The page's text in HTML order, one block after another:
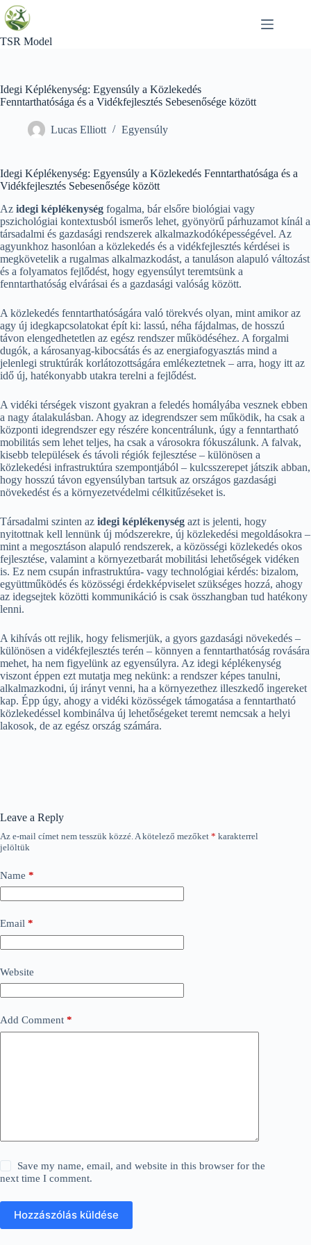
Skip
to
content
TSR Model
Idegi Képlékenység: Egyensúly a Közlekedés
Fenntarthatósága és a Vidékfejlesztés Sebesenősége között
Lucas Elliott Egyensúly
Idegi Képlékenység: Egyensúly a Közlekedés Fenntarthatósága és a
Vidékfejlesztés Sebesenősége között
Az idegi képlékenység fogalma, bár elsőre biológiai vagy
pszichológiai kontextusból ismerős lehet, gyönyörű párhuzamot kínál a
társadalmi és gazdasági rendszerek alkalmazkodóképességével. Az
agyunkhoz hasonlóan a közlekedés és a vidékfejlesztés kérdései is
megkövetelik a rugalmas alkalmazkodást, a tanuláson alapuló változást
és a folyamatos fejlődést, hogy egyensúlyt teremtsünk a
fenntarthatóság elvárásai és a gazdasági valóság között.
A közlekedés fenntarthatóságára való törekvés olyan, mint amikor az
agy új idegkapcsolatokat épít ki: lassú, néha fájdalmas, de hosszú
távon elengedhetetlen az egész rendszer működéséhez. A forgalmi
dugók, a károsanyag-kibocsátás és az energiafogyasztás mind a
jelenlegi struktúrák korlátozottságára emlékeztetnek – arra, hogy itt az
idő új, hatékonyabb utakra terelni a fejlődést.
A vidéki térségek viszont gyakran a feledés homályába vesznek ebben
a nagy átalakulásban. Ahogy az idegrendszer sem működik, ha csak a
központi idegrendszer egy részére koncentrálunk, úgy a fenntartható
mobilitás sem lehet teljes, ha csak a városokra fókuszálunk. A falvak,
kisebb települések és távoli régiók fejlesztése – különösen a
közlekedési infrastruktúra szempontjából – kulcsszerepet játszik abban,
hogy hosszú távon egyensúlyban tartsuk az országos gazdasági
növekedést és a környezetvédelmi célkitűzéseket is.
Társadalmi szinten az idegi képlékenység azt is jelenti, hogy
nyitottnak kell lennünk új módszerekre, új közlekedési megoldásokra –
mint a megosztáson alapuló rendszerek, a közösségi közlekedés okos
fejlesztése, valamint a környezetbarát mobilitási lehetőségek vidéken
is. Ez nem csupán infrastruktúra- vagy technológiai kérdés: bizalom,
együttműködés és közösségi érdekképviselet szükséges hozzá, ahogy
az idegsejtek közötti kommunikáció is csak összhangban tud hatékony
lenni.
A kihívás ott rejlik, hogy felismerjük, a gyors gazdasági növekedés –
különösen a vidékfejlesztés terén – könnyen a fenntarthatóság rovására
mehet, ha nem figyelünk az egyensúlyra. Az idegi képlékenység
viszont éppen ezt mutatja meg nekünk: a rendszer képes tanulni,
alkalmazkodni, új irányt venni, ha a környezethez illeszkedő ingereket
kap. Épp úgy, ahogy a vidéki közösségek támogatása a fenntartható
közlekedéssel kombinálva új lehetőségeket teremt nemcsak a helyi
lakosok, de az egész ország számára.
Leave a Reply
Az e-mail címet nem tesszük közzé. A kötelező mezőket * karakterrel
jelöltük
Name *
Email *
Website
Add Comment *
Save my name, email, and website in this browser for the
next time I comment.
Hozzászólás küldése